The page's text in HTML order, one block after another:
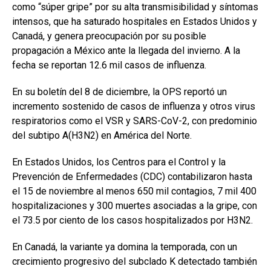
como “súper gripe” por su alta transmisibilidad y síntomas
intensos, que ha saturado hospitales en Estados Unidos y
Canadá, y genera preocupación por su posible
propagación a México ante la llegada del invierno. A la
fecha se reportan 12.6 mil casos de influenza.
En su boletín del 8 de diciembre, la OPS reportó un
incremento sostenido de casos de influenza y otros virus
respiratorios como el VSR y SARS-CoV-2, con predominio
del subtipo A(H3N2) en América del Norte.
En Estados Unidos, los Centros para el Control y la
Prevención de Enfermedades (CDC) contabilizaron hasta
el 15 de noviembre al menos 650 mil contagios, 7 mil 400
hospitalizaciones y 300 muertes asociadas a la gripe, con
el 73.5 por ciento de los casos hospitalizados por H3N2.
En Canadá, la variante ya domina la temporada, con un
crecimiento progresivo del subclado K detectado también